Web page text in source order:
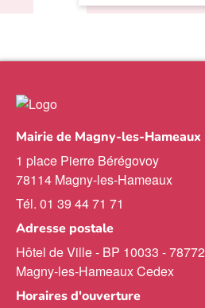
Mairie de Magny-les-Hameaux
1 place Pierre Bérégovoy
78114 Magny-les-Hameaux
Tél. 01 39 44 71 71
Adresse postale
Hôtel de Ville - BP 10033 - 78772
Magny-les-Hameaux Cedex
Horaires d'ouverture